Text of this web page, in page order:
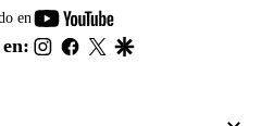
en
youtube-
footer
instagram
facebook
twitter